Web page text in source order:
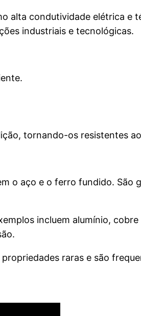
alta condutividade elétrica e
industriais e tecnológicas.
tornando-os resistentes
o aço e o ferro fundido. São
incluem alumínio,
raras e são